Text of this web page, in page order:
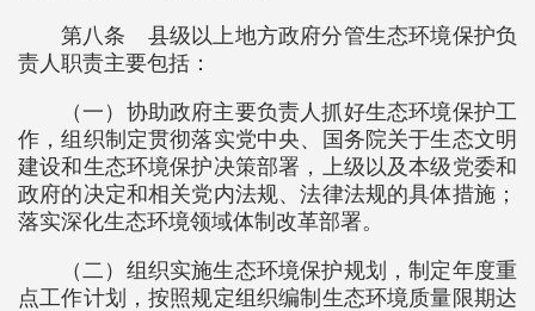
第八条 县级以上地方政府分管生态环境保护负
责人职责主要包括：
（一）协助政府主要负责人抓好生态环境保护工
作，组织制定贯彻落实党中央、国务院关于生态文明
建设和生态环境保护决策部署，上级以及本级党委和
政府的决定和相关党内法规、法律法规的具体措施；
落实深化生态环境领域体制改革部署。
（二）组织实施生态环境保护规划，制定年度重
点工作计划，按照规定组织编制生态环境质量限期达